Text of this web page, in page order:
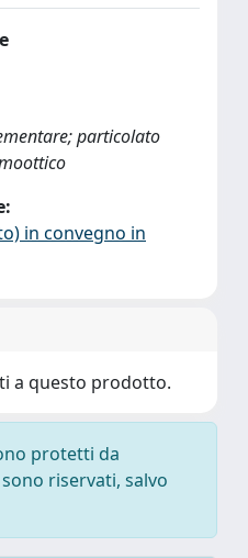
particolato
in convegno in
a questo prodotto.
protetti da
riservati, salvo